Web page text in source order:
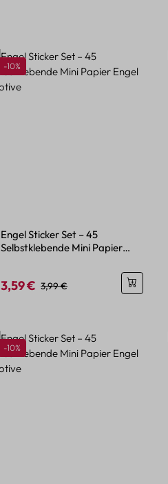
Rabatt
-10%
Engel Sticker Set – 45
Selbstklebende Mini Papier
Verkaufspreis:
3,59 € Regulärer Preis:
3,99 €
Rabatt
-10%